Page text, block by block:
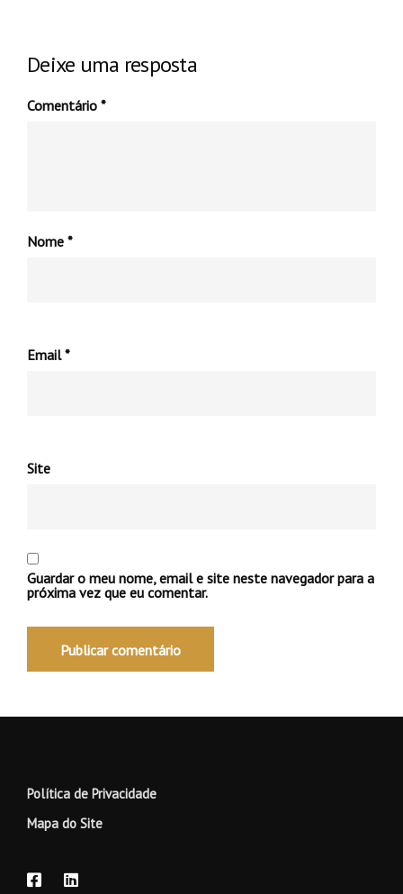
Deixe uma resposta
Comentário *
Nome *
Email*
Site
Guardar o meu nome, email e site neste navegador para a
próxima vez que eu comentar.
Política de Privacidade
Mapa do Site